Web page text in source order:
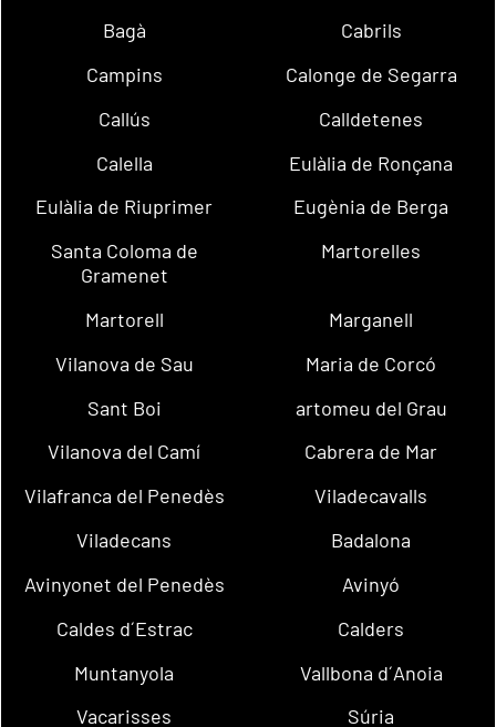
Bagà
Cabrils
Campins
Calonge de Segarra
Callús
Calldetenes
Calella
Eulàlia de Ronçana
Eulàlia de Riuprimer
Eugènia de Berga
Santa Coloma de
Gramenet
Martorelles
Martorell
Marganell
Vilanova de Sau
Maria de Corcó
Sant Boi
artomeu del Grau
Vilanova del Camí
Cabrera de Mar
Vilafranca del Penedès
Viladecavalls
Viladecans
Badalona
Avinyonet del Penedès
Avinyó
Caldes d´Estrac
Calders
Muntanyola
Vallbona d´Anoia
Vacarisses
Súria